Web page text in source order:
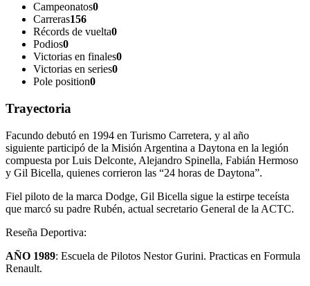
Campeonatos0
Carreras156
Récords de vuelta0
Podios0
Victorias en finales0
Victorias en series0
Pole position0
Trayectoria
Facundo debutó en 1994 en Turismo Carretera, y al año
siguiente participó de la Misión Argentina a Daytona en la legión
compuesta por Luis Delconte, Alejandro Spinella, Fabián Hermoso
y Gil Bicella, quienes corrieron las “24 horas de Daytona”.
Fiel piloto de la marca Dodge, Gil Bicella sigue la estirpe teceísta
que marcó su padre Rubén, actual secretario General de la ACTC.
Reseña Deportiva:
AÑO 1989: Escuela de Pilotos Nestor Gurini. Practicas en Formula
Renault.